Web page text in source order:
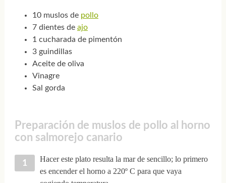
10 muslos de pollo
7 dientes de ajo
1 cucharada de pimentón
3 guindillas
Aceite de oliva
Vinagre
Sal gorda
Preparación de muslos de pollo al horno
con salmorejo canario
Hacer este plato resulta la mar de sencillo; lo primero
es encender el horno a 220º C para que vaya